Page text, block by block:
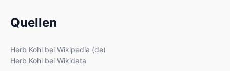
Quellen
Herb Kohl bei Wikipedia (de)
Herb Kohl bei Wikidata